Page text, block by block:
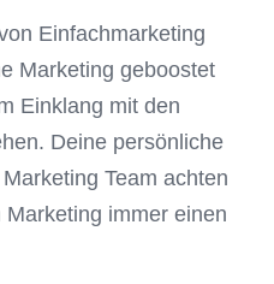
Einfachmarketing
Marketing geboostet
Einklang mit den
Deine persönliche
Team achten
immer einen